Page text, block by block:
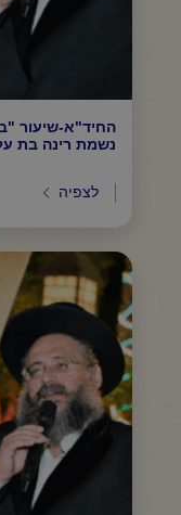
החיד"א-שיעור
נשמת רינה בת
לצפיה